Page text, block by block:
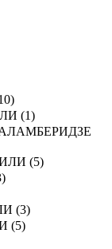
(1)
(5)
(3)
(5)